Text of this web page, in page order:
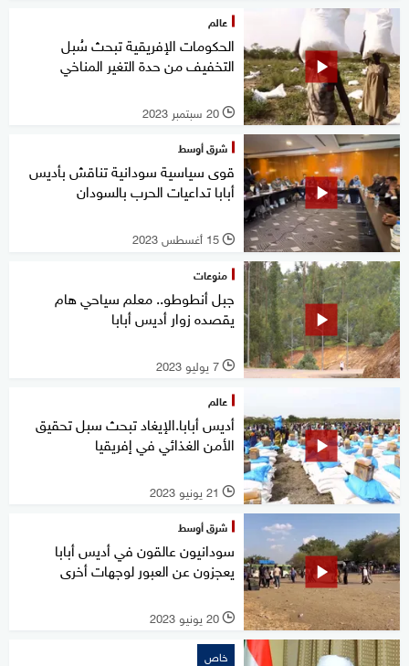
عالم
الحكومات الإفريقية تبحث سُبل
التخفيف من حدة التغير المناخي
l 20 سبتمبر 2023
شرق أوسط
قوى سياسية سودانية تناقش بأديس
أبابا تداعيات الحرب بالسودان
l 15 أغسطس 2023
منوعات
جبل أنطوطو.. معلم سياحي هام
يقصده زوار أديس أبابا
l 7 يوليو 2023
عالم
أديس أبابا.الإيغاد تبحث سبل تحقيق
الأمن الغذائي في إفريقيا
l 21 يونيو 2023
شرق أوسط
سودانيون عالقون في أديس أبابا
يعجزون عن العبور لوجهات أخرى
l 20 يونيو 2023
خاص